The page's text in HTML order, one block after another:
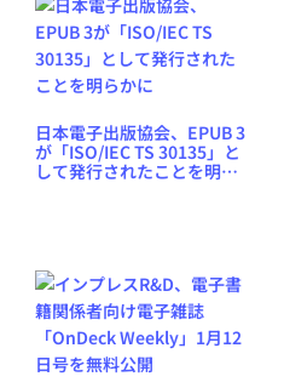
日本電子出版協会、EPUB 3
が「ISO/IEC TS 30135」と
して発行されたことを明ら